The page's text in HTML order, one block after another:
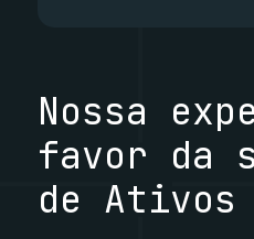
Nossa
favor da
de Ativos